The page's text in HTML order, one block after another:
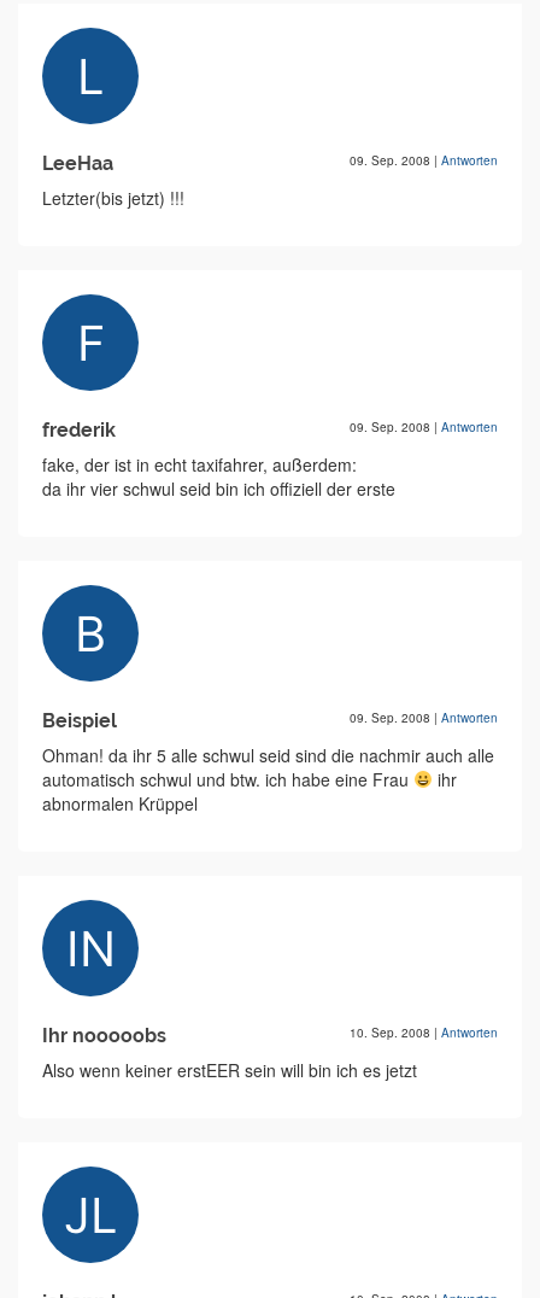
LeeHaa 09. Sep. 2008 | Antworten
Letzter(bis jetzt) !!!
frederik 09. Sep. 2008 | Antworten
fake, der ist in echt taxifahrer, außerdem:
da ihr vier schwul seid bin ich offiziell der erste
Beispiel 09. Sep. 2008 | Antworten
Ohman! da ihr 5 alle schwul seid sind die nachmir auch alle
automatisch schwul und btw. ich habe eine Frau
ihr
abnormalen Krüppel
Ihr nooooobs 10. Sep. 2008 | Antworten
Also wenn keiner erstEER sein will bin ich es jetzt